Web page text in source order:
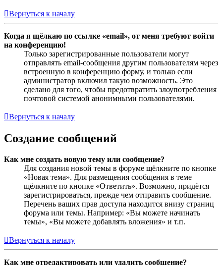
Вернуться к началу
Когда я щёлкаю по ссылке «email», от меня требуют войти
на конференцию!
Только зарегистрированные пользователи могут
отправлять email-сообщения другим пользователям через
встроенную в конференцию форму, и только если
администратор включил такую возможность. Это
сделано для того, чтобы предотвратить злоупотребления
почтовой системой анонимными пользователями.
Вернуться к началу
Создание сообщений
Как мне создать новую тему или сообщение?
Для создания новой темы в форуме щёлкните по кнопке
«Новая тема». Для размещения сообщения в теме
щёлкните по кнопке «Ответить». Возможно, придётся
зарегистрироваться, прежде чем отправить сообщение.
Перечень ваших прав доступа находится внизу страниц
форума или темы. Например: «Вы можете начинать
темы», «Вы можете добавлять вложения» и т.п.
Вернуться к началу
Как мне отредактировать или удалить сообщение?